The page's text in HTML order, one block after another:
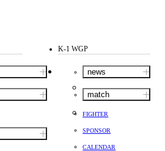
K-1 WGP
news
match
FIGHTER
SPONSOR
CALENDAR